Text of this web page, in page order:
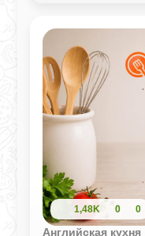
1,48K 0 0
Английская кухня